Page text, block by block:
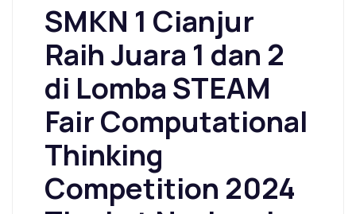
SMKN 1 Cianjur
Raih Juara 1 dan 2
di Lomba STEAM
Fair Computational
Thinking
Competition 2024